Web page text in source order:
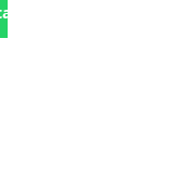
Gönder